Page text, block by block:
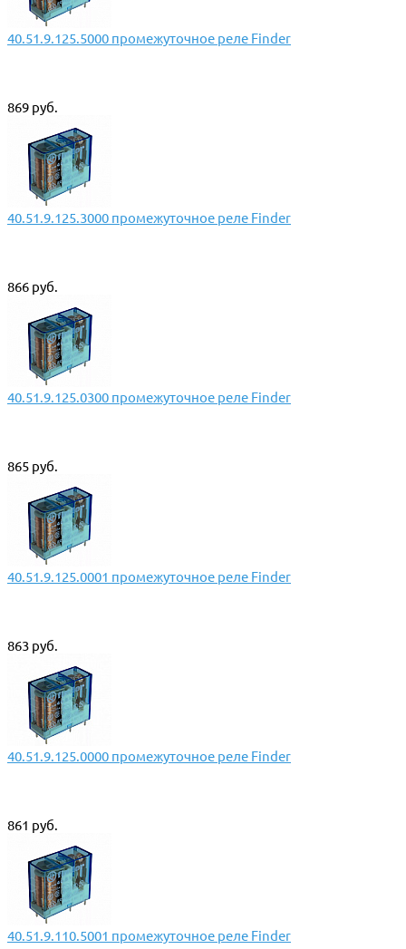
40.51.9.125.5000 промежуточное реле Finder
869 руб.
40.51.9.125.3000 промежуточное реле Finder
866 руб.
40.51.9.125.0300 промежуточное реле Finder
865 руб.
40.51.9.125.0001 промежуточное реле Finder
863 руб.
40.51.9.125.0000 промежуточное реле Finder
861 руб.
40.51.9.110.5001 промежуточное реле Finder